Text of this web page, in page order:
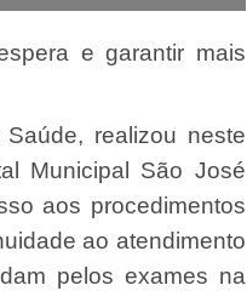
e garantir mais
realizou neste
Municipal São José
aos procedimentos
ao atendimento
pelos exames na